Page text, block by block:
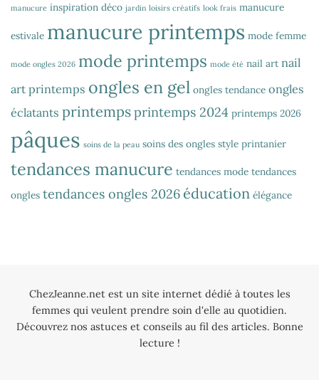
manucure inspiration déco jardin loisirs créatifs look frais manucure
estivale manucure printemps mode femme
mode ongles 2026 mode printemps mode été nail art nail
art printemps ongles en gel ongles tendance ongles
éclatants printempsprintemps 2024 printemps 2026
pâques soins de la peau soins des ongles style printanier
tendances manucure tendances mode tendances
ongles tendances ongles 2026 éducation élégance
ChezJeanne.net est un site internet dédié à toutes les
femmes qui veulent prendre soin d'elle au quotidien.
Découvrez nos astuces et conseils au fil des articles. Bonne
lecture !